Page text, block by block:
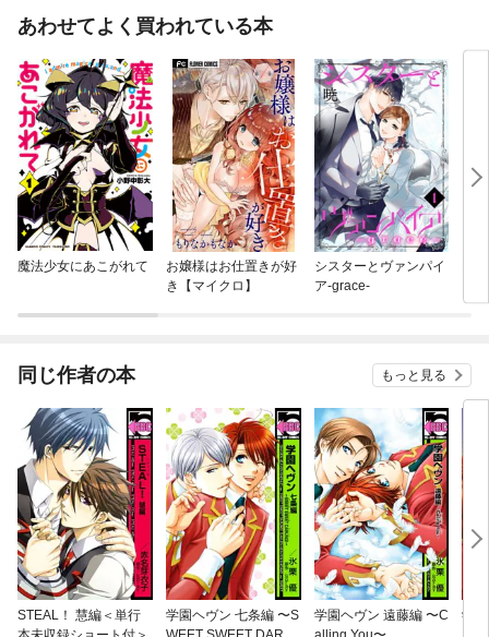
あわせてよく買われている本
魔法少女にあこがれて
お嬢様はお仕置きが好
き【マイクロ】
シスターとヴァンパイ
ア-grace-
～
同じ作者の本 もっと見る
STEAL！ 慧編＜単行
学園ヘヴン 七条編 〜S
学園ヘヴン 遠藤編 〜C
学